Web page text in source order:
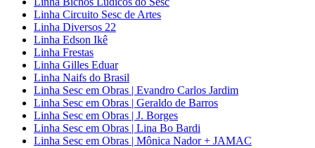
Linha Circuito Sesc de Artes
Linha Diversos 22
Linha Edson Ikê
Linha Frestas
Linha Gilles Eduar
Linha Naifs do Brasil
Linha Sesc em Obras | Evandro Carlos Jardim
Linha Sesc em Obras | Geraldo de Barros
Linha Sesc em Obras | J. Borges
Linha Sesc em Obras | Lina Bo Bardi
Linha Sesc em Obras | Mônica Nador + JAMAC